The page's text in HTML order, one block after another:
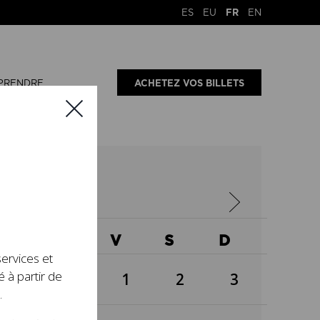
ES EU FR EN
ACHETEZ VOS BILLETS
V S D
1 2 3
et
à partir de